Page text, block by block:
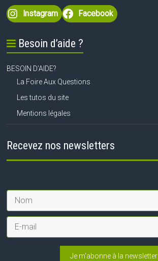
Instagram Facebook
Besoin d’aide ?
BESOIN D’AIDE?
La Foire Aux Questions
Les tutos du site
Mentions légales
Recevez nos newsletters
Je m'abonne à la newsletter